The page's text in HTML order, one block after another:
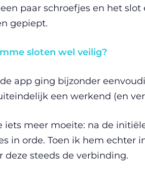
paar schroefjes en het
gepiept.
sloten wel veilig?
app ging bijzonder
een werkend (en
iets meer moeite: na de
in orde. Toen ik hem echter
deze steeds de verbinding.